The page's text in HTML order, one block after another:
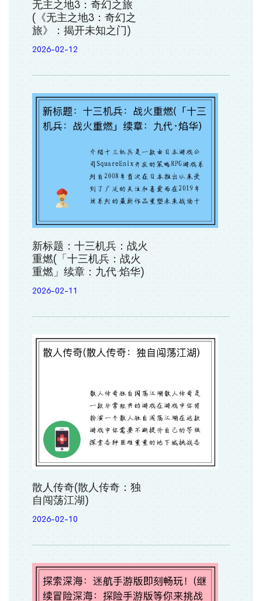
无主之地3：奇幻之旅
(《无主之地3：奇幻之
旅》：揭开未知之门)
2026-02-12
新标题：十三机兵：战火
重燃(「十三机兵：战火
重燃」续章：九代·焰华)
2026-02-11
散人传奇(散人传奇：独
自闯荡江湖)
2026-02-10